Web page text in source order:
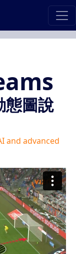
態圖說
and advanced